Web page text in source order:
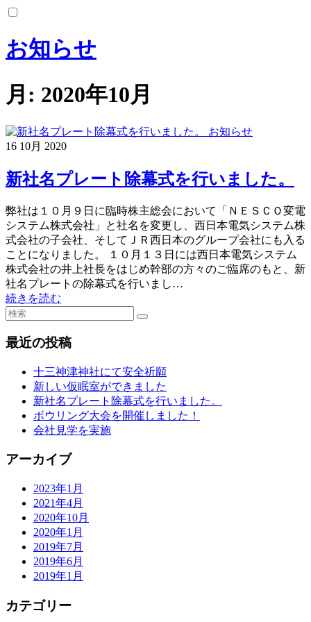
コ
テ
ン
へ
ス
ッ
プ
お知らせ
月: 2020年10月
お知らせ
16 10月 2020
新社名プレート除幕式を行いました。
弊社は１０月９日に臨時株主総会において「ＮＥＳＣＯ変電
システム株式会社」と社名を変更し、西日本電気システム株
式会社の子会社、そしてＪＲ西日本のグループ会社にも入る
ことになりました。 １０月１３日には西日本電気システム
株式会社の井上社長をはじめ幹部の方々のご臨席のもと、新
社名プレートの除幕式を行いまし…
続きを読む
最近の投稿
十三神津神社にて安全祈願
新しい仮眠室ができました
新社名プレート除幕式を行いました。
ボウリング大会を開催しました！
会社見学を実施
アーカイブ
2023年1月
2021年4月
2020年10月
2020年1月
2019年7月
2019年6月
2019年1月
カテゴリー